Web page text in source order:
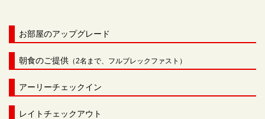
お部屋のアップグレード
朝食のご提供 （2名まで、フルブレックファスト）
アーリーチェックイン
レイトチェックアウト